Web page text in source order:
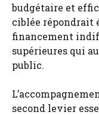
budgétaire et
ciblée répondrait
financement
supérieures qui
public.
second levier